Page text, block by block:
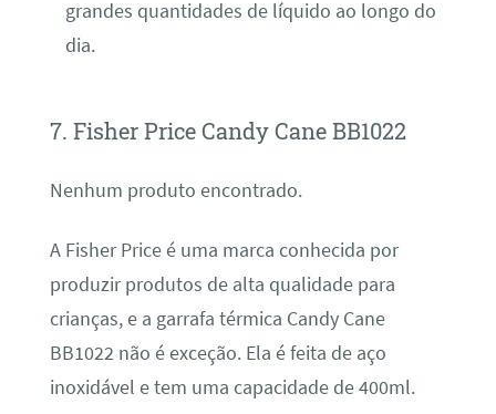
grandes quantidades de líquido ao longo do
dia.
7. Fisher Price Candy Cane BB1022
Nenhum produto encontrado.
A Fisher Price é uma marca conhecida por
produzir produtos de alta qualidade para
crianças, e a garrafa térmica Candy Cane
BB1022 não é exceção. Ela é feita de aço
inoxidável e tem uma capacidade de 400ml.